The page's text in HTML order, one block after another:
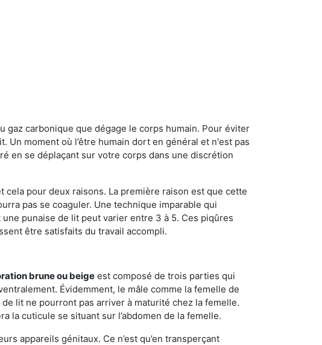
gaz carbonique que dégage le corps humain. Pour éviter
Un moment où l’être humain dort en général et n'est pas
en se déplaçant sur votre corps dans une discrétion
pour deux raisons. La première raison est que cette
pas se coaguler. Une technique imparable qui
punaise de lit peut varier entre 3 à 5. Ces piqûres
être satisfaits du travail accompli.
brune ou beige est composé de trois parties qui
Évidemment, le mâle comme la femelle de
lit ne pourront pas arriver à maturité chez la femelle.
la cuticule se situant sur l’abdomen de la femelle.
appareils génitaux. Ce n’est qu’en transperçant